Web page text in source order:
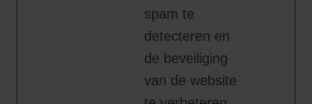
spam te
detecteren en
de beveiliging
van de website